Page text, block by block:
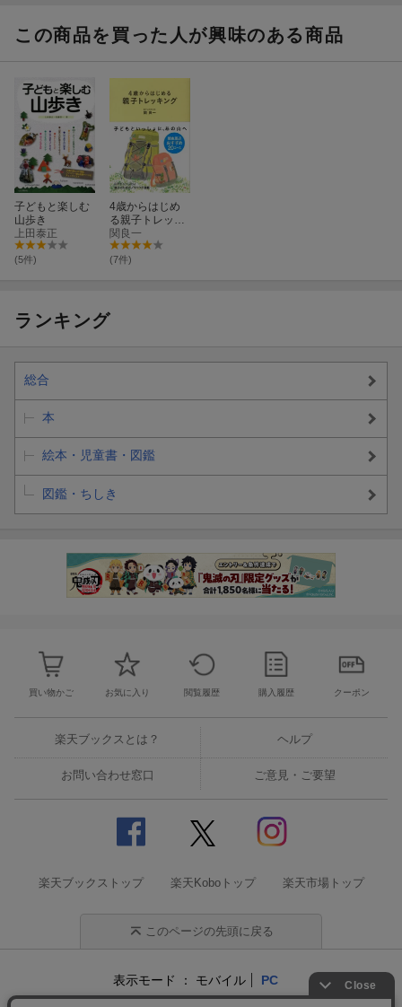
この商品を買った人が興味のある商品
子どもと楽しむ
山歩き
上田泰正
(5件)
4歳からはじめ
る親子トレッキ
ング
関良一
(7件)
ランキング
総合
本
絵本・児童書・図鑑
図鑑・ちしき
買い物かご お気に入り 閲覧履歴 購入履歴 クーポン
楽天ブックスとは？ ヘルプ
お問い合わせ窓口 ご意見・ご要望
楽天ブックストップ 楽天Koboトップ 楽天市場トップ
このページの先頭に戻る
表示モード モバイル PC